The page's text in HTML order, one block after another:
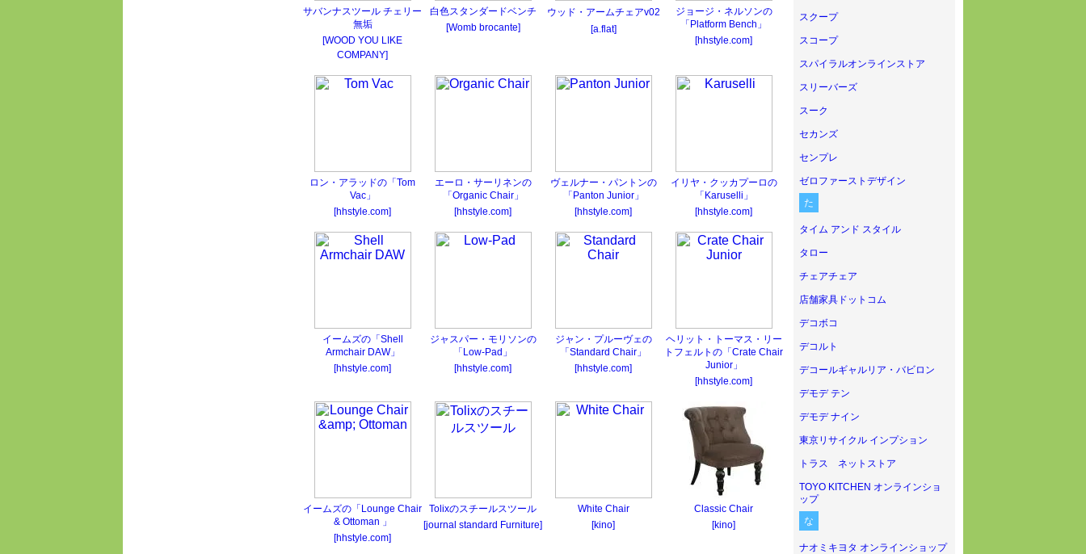
サバンナスツール チェリー
無垢
[WOOD YOU LIKE
COMPANY]
白色スタンダードベンチ
[Womb brocante]
ウッド・アームチェアv02
[a.flat]
ジョージ・ネルソンの
「Platform Bench」
[hhstyle.com]
ロン・アラッドの「Tom
Vac」
[hhstyle.com]
エーロ・サーリネンの
「Organic Chair」
[hhstyle.com]
ヴェルナー・パントンの
「Panton Junior」
[hhstyle.com]
イリヤ・クッカプーロの
「Karuselli」
[hhstyle.com]
イームズの「Shell
Armchair DAW」
[hhstyle.com]
ジャスパー・モリソンの
「Low-Pad」
[hhstyle.com]
ジャン・プルーヴェの
「Standard Chair」
[hhstyle.com]
ヘリット・トーマス・リー
トフェルトの「Crate Chair
Junior」
[hhstyle.com]
イームズの「Lounge Chair
& Ottoman 」
[hhstyle.com]
Tolixのスチールスツール
[journal standard Furniture]
White Chair
[kino]
Classic Chair
[kino]
スクープ
スコープ
スパイラルオンラインストア
スリーバーズ
スーク
セカンズ
センプレ
ゼロファーストデザイン
た
タイム アンド スタイル
タロー
チェアチェア
店舗家具ドットコム
デコボコ
デコルト
デコールギャルリア・バビロン
デモデ テン
デモデ ナイン
東京リサイクル インプション
トラス ネットストア
TOYO KITCHEN オンラインショ
ップ
な
ナオミキヨタ オンラインショップ